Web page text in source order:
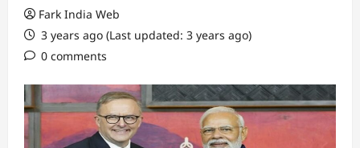
Fark India Web
3 years ago (Last updated: 3 years ago)
0 comments